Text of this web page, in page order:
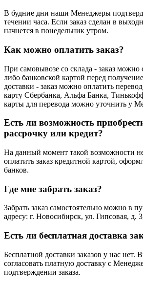
В будние дни наши Менеджеры
течении часа. Если заказ сделан в
начнется в понедельник утром.
Как можно оплатить заказ?
При самовывозе со склада - заказ
либо банковской картой перед
доставки - заказ можно оплатить
карту Сбербанка, Альфа Банка,
карты для перевода можно уточнить у
Есть ли возможность
рассрочку или кредит?
На данный момент такой возможности
оплатить заказ кредитной картой,
банков.
Где мне забрать заказ?
Забрать заказ самостоятельно можно в
адресу: г. Новосибирск, ул. Гипсовая, д.
Есть ли бесплатная доставка
Бесплатной доставки заказов у нас нет.
согласовать платную доставку с
подтверждении заказа.